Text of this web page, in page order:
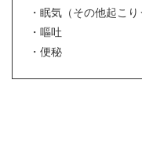
・眠気（その他起こり
・嘔吐
・便秘